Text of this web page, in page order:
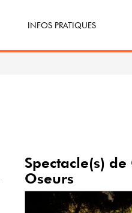
INFOS PRATIQUES
Venir au festival
Spectacle(s)
Oseurs